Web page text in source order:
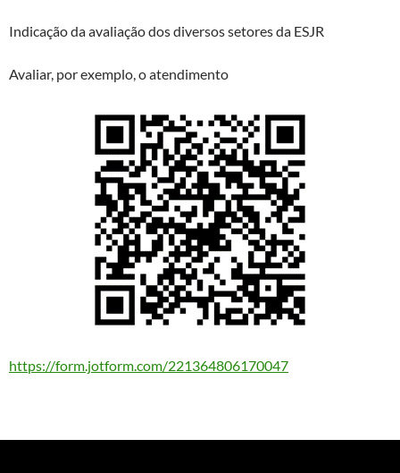
Indicação da avaliação dos diversos setores da ESJR
Avaliar, por exemplo, o atendimento
https://form.jotform.com/221364806170047